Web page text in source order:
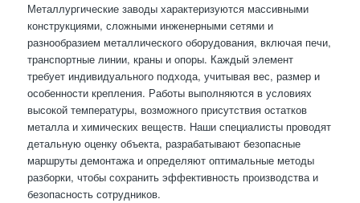
Металлургические заводы характеризуются массивными
конструкциями, сложными инженерными сетями и
разнообразием металлического оборудования, включая печи,
транспортные линии, краны и опоры. Каждый элемент
требует индивидуального подхода, учитывая вес, размер и
особенности крепления. Работы выполняются в условиях
высокой температуры, возможного присутствия остатков
металла и химических веществ. Наши специалисты проводят
детальную оценку объекта, разрабатывают безопасные
маршруты демонтажа и определяют оптимальные методы
разборки, чтобы сохранить эффективность производства и
безопасность сотрудников.